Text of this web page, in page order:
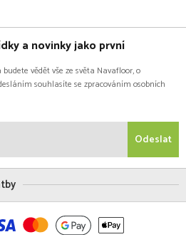
a novinky jako první
vědět vše ze světa Navafloor, o
souhlasíte se zpracováním osobních
Odeslat